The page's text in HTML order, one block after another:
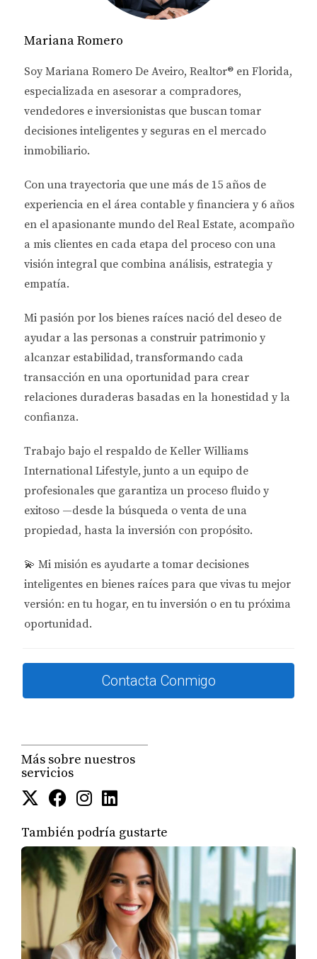
en Florida. Desde la búsqueda de propiedades que
se alineen con tus objetivos financieros hasta
entender el impacto del entorno económico, aquí
encontrarás todo lo que necesitas saber.
TENDENCIAS ACTUALES DEL
MERCADO INMOBILIARIO
Nuevas
La demanda por propiedades nuevas ha alcanzado
niveles sin precedentes. Según datos recientes de la
Asociación Nacional de Agentes Inmobiliarios, más
del 60% de los compradores están interesados en
propiedades recién construidas. Esto se debe a
infraestructuras y el deseo de vivir en comunidades
planificadas que ofrecen comodidades atractivas. >
"Invertir en propiedades de preconstrucción no solo
es una decisión financiera; es una inversión en
calidad de vida." <a
href="https://www.nar.realtor">Asociación Nacional
Impacto Económico en las Inversiones
El entorno económico también juega un papel
crucial. Con tasas de interés relativamente bajas y
un aumento constante en los salarios, muchos
compradores están dispuestos a comprometerse a
largo plazo. Además, el crecimiento demográfico en
áreas como Miami y Orlando está impulsando aún
más la necesidad de nuevas construcciones. Las
desarrolladores y compradores.
INVERSIÓN
Para ilustrar cómo estas tendencias afectan a los
inversores individuales, veamos algunos casos
Caso Práctico 1: La Familia Pérez
La familia Pérez decidió invertir en una propiedad
de preconstrucción en Tampa. Atraídos por la
promesa de una comunidad familiar con escuelas
cercanas y parques, se dieron cuenta rápidamente
de que su inversión no solo les proporcionaría un
Mariana Romero
Soy Mariana Romero De Aveiro, Realtor® en Florida,
especializada en asesorar a compradores,
vendedores e inversionistas que buscan tomar
decisiones inteligentes y seguras en el mercado
inmobiliario.
Con una trayectoria que une más de 15 años de
experiencia en el área contable y financiera y 6 años
en el apasionante mundo del Real Estate, acompaño
a mis clientes en cada etapa del proceso con una
visión integral que combina análisis, estrategia y
empatía.
Mi pasión por los bienes raíces nació del deseo de
ayudar a las personas a construir patrimonio y
alcanzar estabilidad, transformando cada
transacción en una oportunidad para crear
relaciones duraderas basadas en la honestidad y la
confianza.
Trabajo bajo el respaldo de Keller Williams
International Lifestyle, junto a un equipo de
profesionales que garantiza un proceso fluido y
exitoso —desde la búsqueda o venta de una
propiedad, hasta la inversión con propósito.
💫 Mi misión es ayudarte a tomar decisiones
inteligentes en bienes raíces para que vivas tu mejor
versión: en tu hogar, en tu inversión o en tu próxima
oportunidad.
Contacta Conmigo
Más sobre nuestros
servicios
También podría gustarte